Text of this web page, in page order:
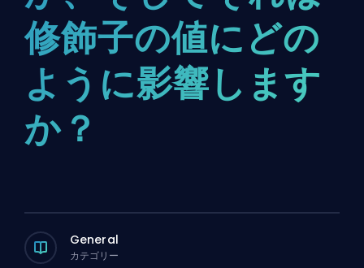
修飾子の値にどの
ように影響します
か？
General
カテゴリー